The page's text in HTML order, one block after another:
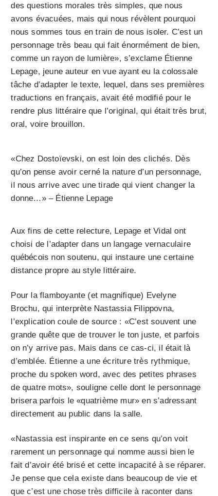
des questions morales très simples, que nous
avons évacuées, mais qui nous révèlent pourquoi
nous sommes tous en train de nous isoler. C’est un
personnage très beau qui fait énormément de bien,
comme un rayon de lumière», s’exclame Étienne
Lepage, jeune auteur en vue ayant eu la colossale
tâche d’adapter le texte, lequel, dans ses premières
traductions en français, avait été modifié pour le
rendre plus littéraire que l’original, qui était très brut,
oral, voire brouillon.
«Chez Dostoïevski, on est loin des clichés. Dès
qu’on pense avoir cerné la nature d’un personnage,
il nous arrive avec une tirade qui vient changer la
donne…» – Étienne Lepage
Aux fins de cette relecture, Lepage et Vidal ont
choisi de l’adapter dans un langage vernaculaire
québécois non soutenu, qui instaure une certaine
distance propre au style littéraire.
Pour la flamboyante (et magnifique) Evelyne
Brochu, qui interprète Nastassia Filippovna,
l’explication coule de source : «C’est souvent une
grande quête que de trouver le ton juste, et parfois
on n’y arrive pas. Mais dans ce cas-ci, il était là
d’emblée. Étienne a une écriture très rythmique,
proche du spoken word, avec des petites phrases
de quatre mots», souligne celle dont le personnage
brisera parfois le «quatrième mur» en s’adressant
directement au public dans la salle.
«Nastassia est inspirante en ce sens qu’on voit
rarement un personnage qui nomme aussi bien le
fait d’avoir été brisé et cette incapacité à se réparer.
Je pense que cela existe dans beaucoup de vie et
que c’est une chose très difficile à raconter dans